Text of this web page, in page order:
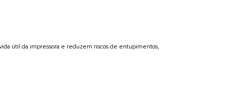
útil da impressora e reduzem riscos de entupimentos,